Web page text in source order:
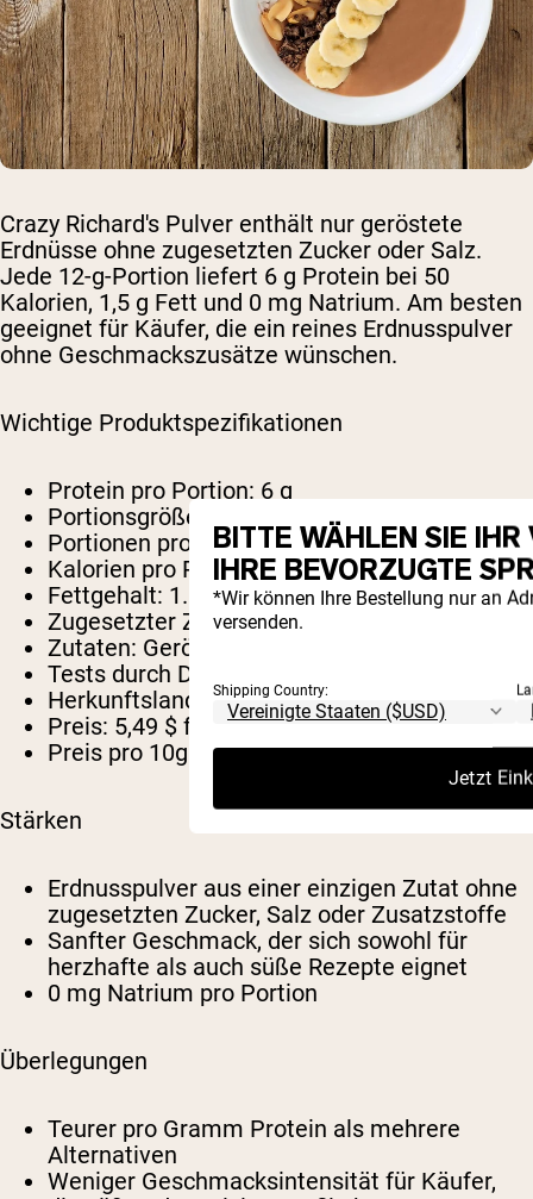
Crazy Richard's Pulver enthält nur geröstete
Erdnüsse ohne zugesetzten Zucker oder Salz.
Jede 12-g-Portion liefert 6 g Protein bei 50
Kalorien, 1,5 g Fett und 0 mg Natrium. Am besten
geeignet für Käufer, die ein reines Erdnusspulver
ohne Geschmackszusätze wünschen.
Wichtige Produktspezifikationen
Protein pro Portion: 6 g
Portionsgröße:
2 Esslöffel (12g)
Portionen pro Behälter: ~15 (185 g Glas)
Kalorien pro Portion:50
Fettgehalt: 1.5g
Zugesetzter Zucker:0 g
Zutaten: Geröstete Erdnüsse
Tests durch Dritte:
Herkunftsland:
USA
Preis: 5,49 $ für 185 g
Preis pro 10g Protein:~0,61 $
Stärken
Erdnusspulver aus einer einzigen Zutat ohne
zugesetzten Zucker, Salz oder Zusatzstoffe
Sanfter Geschmack, der sich sowohl für
herzhafte als auch süße Rezepte eignet
0 mg Natrium pro Portion
Überlegungen
Teurer pro Gramm Protein als mehrere
Alternativen
Weniger Geschmacksintensität für Käufer,
BITTE WÄHLEN SIE
IHRE BEVORZUGTE
*Wir können Ihre Bestellung nur an
versenden.
Shipping Country:
Jetzt